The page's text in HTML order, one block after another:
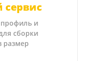
и
сборки
размер